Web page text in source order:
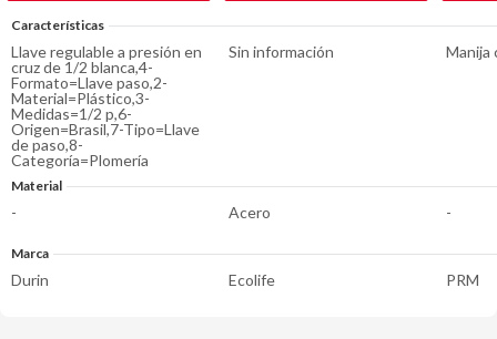
Características
Llave regulable a presión en
cruz de 1/2 blanca,4-
Formato=Llave paso,2-
Material=Plástico,3-
Medidas=1/2 p,6-
Origen=Brasil,7-Tipo=Llave
de paso,8-
Categoría=Plomería
Sin información Manija
Material
- Acero -
Marca
Durin Ecolife PRM